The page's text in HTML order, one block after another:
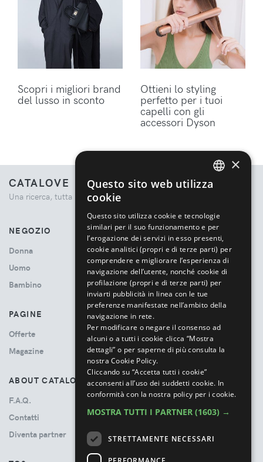
Scopri i migliori brand
del lusso in sconto
Ottieni lo styling
perfetto per i tuoi
capelli con gli
accessori Dyson
CATALOVE
Una ricerca, tutta la moda.
NEGOZIO
Donna
Uomo
Bambino
PAGINE
Offerte
Magazine
ABOUT CATALOVE
F.A.Q.
Contatti
Diventa partner
×
Questo sito web utilizza
cookie
Questo sito utilizza cookie e tecnologie
similari per il suo funzionamento e per
l’erogazione dei servizi in esso presenti,
cookie analitici (propri e di terze parti) per
comprendere e migliorare l’esperienza di
navigazione dell’utente, nonché cookie di
profilazione (propri e di terze parti) per
inviarti pubblicità in linea con le tue
preferenze manifestate nell’ambito della
navigazione in rete.
Per modificare o negare il consenso ad
alcuni o a tutti i cookie clicca “Mostra
dettagli” o per saperne di più consulta la
nostra Cookie Policy.
Cliccando su “Accetta tutti i cookie”
acconsenti all’uso dei suddetti cookie. In
conformità con la nostra policy per i cookie.
MOSTRA TUTTI I PARTNER (1603) →
STRETTAMENTE NECESSARI